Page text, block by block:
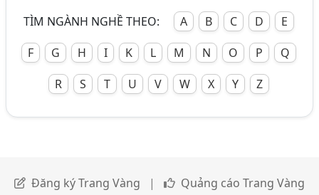
TÌM NGÀNH NGHỀ THEO: A B C D
E
F
G H I K L M N O P
Q
R
S T U V W X Y Z
Đăng ký Trang Vàng | Quảng cáo Trang Vàng